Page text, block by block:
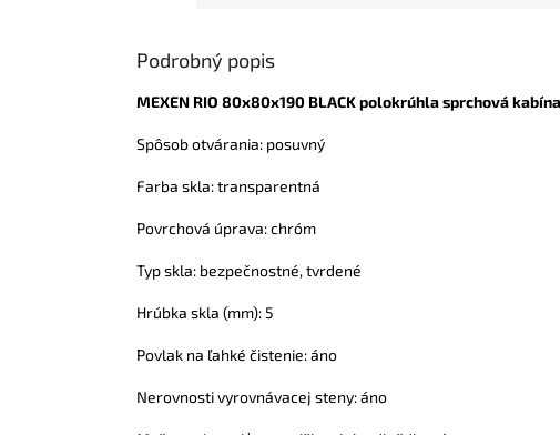
Podrobný popis
MEXEN RIO 80x80x190 BLACK polokrúhla sprchová kabína
Spôsob otvárania: posuvný
Farba skla: transparentná
Povrchová úprava: chróm
Typ skla: bezpečnostné, tvrdené
Hrúbka skla (mm): 5
Povlak na ľahké čistenie: áno
Nerovnosti vyrovnávacej steny: áno